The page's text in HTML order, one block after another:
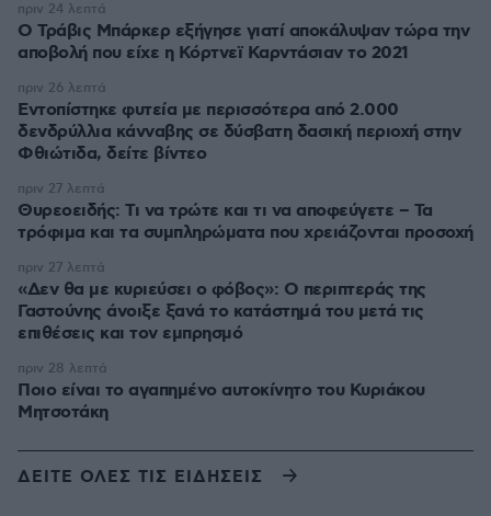
O Τράβις Μπάρκερ εξήγησε γιατί αποκάλυψαν τώρα την
αποβολή που είχε η Κόρτνεϊ Καρντάσιαν το 2021
πριν 24 λεπτά
Εντοπίστηκε φυτεία με περισσότερα από 2.000
δενδρύλλια κάνναβης σε δύσβατη δασική περιοχή στην
Φθιώτιδα, δείτε βίντεο
πριν 26 λεπτά
Θυρεοειδής: Τι να τρώτε και τι να αποφεύγετε – Τα
τρόφιμα και τα συμπληρώματα που χρειάζονται προσοχή
πριν 27 λεπτά
«Δεν θα με κυριεύσει ο φόβος»: Ο περιπτεράς της
Γαστούνης άνοιξε ξανά το κατάστημά του μετά τις
επιθέσεις και τον εμπρησμό
πριν 27 λεπτά
Ποιο είναι το αγαπημένο αυτοκίνητο του Κυριάκου
Μητσοτάκη
πριν 28 λεπτά
ΔΕΙΤΕ ΟΛΕΣ ΤΙΣ ΕΙΔΗΣΕΙΣ